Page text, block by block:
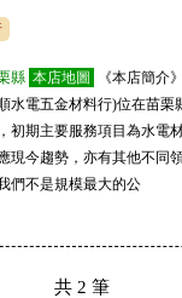
縣 本店地圖
《本店簡介
水電五金材料行)位在苗栗
初期主要服務項目為水電
現今趨勢，亦有其他不同
們不是規模最大的公
共2 筆